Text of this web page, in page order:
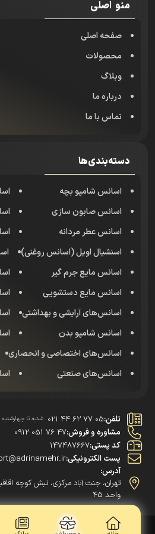
منو اصلی
صفحه اصلی
محصولات
وبلاگ
درباره ما
تماس با ما
دسته‌بندی‌ها
اسانس شامپو بچه
اسانس صابون سازی
اسانس عطر مردانه
اسنشیال اویل (اسانس روغنی)
اسانس مایع جرم گیر
اسانس مایع دستشویی
اسانس‌های آرایشی و بهداشتی
اسانس شامپو بدن
اسانس‌های اختصاصی و انحصاری
اسانس‌های صنعتی
تلفن:021 44 62 77 05 شنبه تا چهارشنبه (8:30 الی
مشاوره و فروش:0912 051 76 47
کد پستی:147487667
پست الکترونیکی:
آدرس:
تهران، جنت آباد مرکزی، نبش کوچه
واحد 45
تمام حقوق این وبسایت برای شرکت